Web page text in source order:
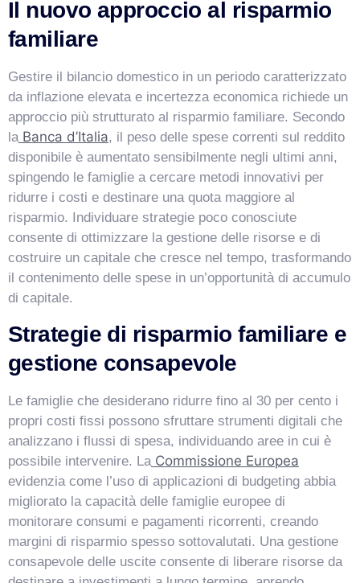
Il nuovo approccio al risparmio
familiare
Gestire il bilancio domestico in un periodo caratterizzato
da inflazione elevata e incertezza economica richiede un
approccio più strutturato al risparmio familiare. Secondo
la Banca d’Italia, il peso delle spese correnti sul reddito
disponibile è aumentato sensibilmente negli ultimi anni,
spingendo le famiglie a cercare metodi innovativi per
ridurre i costi e destinare una quota maggiore al
risparmio. Individuare strategie poco conosciute
consente di ottimizzare la gestione delle risorse e di
costruire un capitale che cresce nel tempo, trasformando
il contenimento delle spese in un’opportunità di accumulo
di capitale.
Strategie di risparmio familiare e
gestione consapevole
Le famiglie che desiderano ridurre fino al 30 per cento i
propri costi fissi possono sfruttare strumenti digitali che
analizzano i flussi di spesa, individuando aree in cui è
possibile intervenire. La Commissione Europea
evidenzia come l’uso di applicazioni di budgeting abbia
migliorato la capacità delle famiglie europee di
monitorare consumi e pagamenti ricorrenti, creando
margini di risparmio spesso sottovalutati. Una gestione
consapevole delle uscite consente di liberare risorse da
VismarChat AI Agent
Salve! Sono VismarChat, l'agente AI di Vismarcorp. In
cosa possiamo esserti utile?